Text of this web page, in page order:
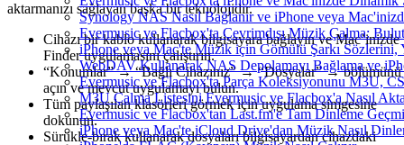
Synology NAS Nasıl Bağlanır ve iPhone veya
Evermusic ve Flacbox'ta Çevrimdışı Müzik Çalma:
iPhone veya Mac'te Müzik için Gömülü Şarkı Sözlerini,
WebDAV Kullanarak NAS Depolamayı Bağlama ve
Evermusic ve Flacbox'ta Parça Koleksiyonunu M3U,
M3U Çalma Listesini Evermusic ve Flacbox'a Nasıl
Evermusic ve Flacbox'tan Last.fm'e Tam Dinleme
iPhone veya Mac'te iCloud Drive'dan Müzik Nasıl
aktarmanızı sağlayan başka bir teknolojidir.
Cihazı bir kablo kullanarak bilgisayara bağlayın ve Mac’inizde
Finder uygulamasını çalıştırın.
“Konumlar” → “Bağlı Cihazınız” → “Dosyalar” → bölümünü
açın ve mevcut uygulamayı bulun.
Tüm paylaşılan klasörleri görmek için uygulama simgesine
dokunun.
Sürükle-bırak kullanarak dosyaları bilgisayardan cihazdaki